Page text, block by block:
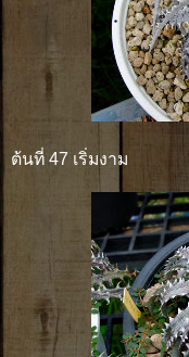
ต้นที่ 47 เริ่มงาม